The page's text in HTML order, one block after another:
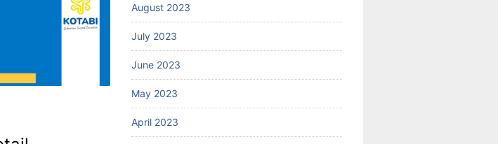
August 2023
July 2023
June 2023
May 2023
April 2023